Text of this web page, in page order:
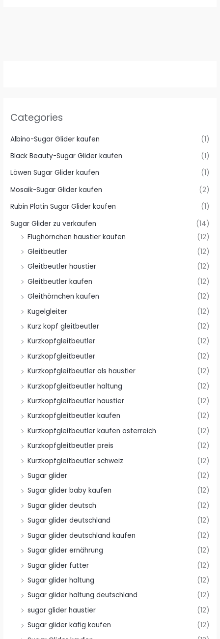
Categories
Albino-Sugar Glider kaufen
(1)
Black Beauty-Sugar Glider kaufen
(1)
Löwen Sugar Glider kaufen
(1)
Mosaik-Sugar Glider kaufen
(2)
Rubin Platin Sugar Glider kaufen
(1)
Sugar Glider zu verkaufen
(14)
Flughörnchen haustier kaufen
(12)
Gleitbeutler
(12)
Gleitbeutler haustier
(12)
Gleitbeutler kaufen
(12)
Gleithörnchen kaufen
(12)
Kugelgleiter
(12)
Kurz kopf gleitbeutler
(12)
Kurzkopfgleitbeutler
(12)
Kurzkopfgleitbeutler
(12)
Kurzkopfgleitbeutler als haustier
(12)
Kurzkopfgleitbeutler haltung
(12)
Kurzkopfgleitbeutler haustier
(12)
Kurzkopfgleitbeutler kaufen
(12)
Kurzkopfgleitbeutler kaufen österreich
(12)
Kurzkopfgleitbeutler preis
(12)
Kurzkopfgleitbeutler schweiz
(12)
Sugar glider
(12)
Sugar glider baby kaufen
(12)
Sugar glider deutsch
(12)
Sugar glider deutschland
(12)
Sugar glider deutschland kaufen
(12)
Sugar glider ernährung
(12)
Sugar glider futter
(12)
Sugar glider haltung
(12)
Sugar glider haltung deutschland
(12)
sugar glider haustier
(12)
Sugar glider käfig kaufen
(12)